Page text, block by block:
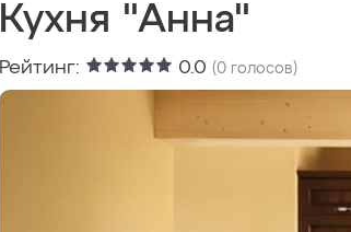
Кухня "Анна"
Рейтинг: 0.0 (0 голосов)